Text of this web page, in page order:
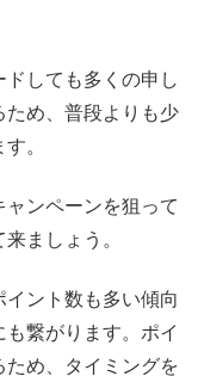
しても多くの申し
ため、普段よりも少
。
ンペーンを狙って
ましょう。
ント数も多い傾向
繋がります。ポイ
ため、タイミングを